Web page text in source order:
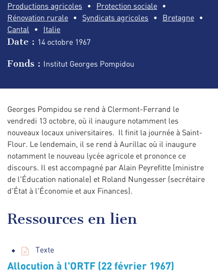
Productions agricoles
Protection sociale
Rénovation rurale
Syndicats agricoles
Bretagne
Cantal
Italie
Date : 14 octobre 1967
Fonds : Institut Georges Pompidou
Georges Pompidou se rend à Clermont-Ferrand le
vendredi 13 octobre, où il inaugure notamment les
nouveaux locaux universitaires. Il finit la journée à Saint-
Flour. Le lendemain, il se rend à Aurillac où il inaugure
notamment le nouveau lycée agricole et prononce ce
discours. Il est accompagné par Alain Peyrefitte (ministre
de l'Éducation nationale) et Roland Nungesser (secrétaire
d'État à l'Économie et aux Finances).
Ressources en lien
Texte
Allocution à l'ORTF (22 février 1967)